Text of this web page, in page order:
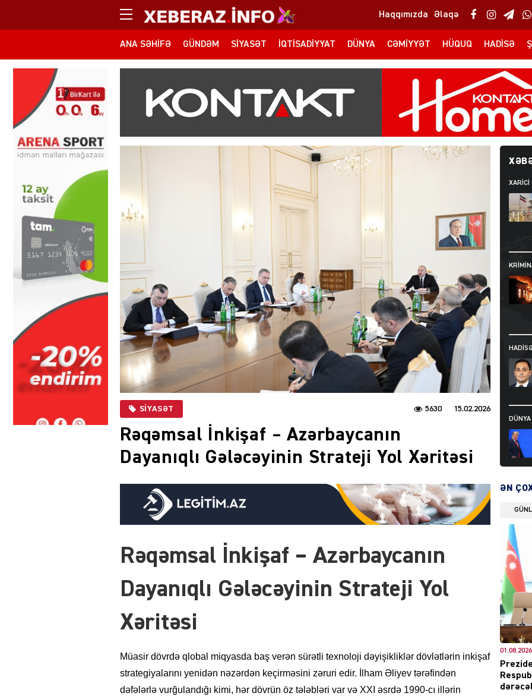
Haqqımızda Əlaqə
ANA SƏHIFƏ GÜNDƏM SIYASƏT İQTISADIYYAT DÜNYA CƏMIYYƏT HÜQUQ HADISƏ
SIYASƏT 15.02.2026
5630
Rəqəmsal İnkişaf – Azərbaycanın
Dayanıqlı Gələcəyinin Strateji Yol Xəritəsi
Rəqəmsal İnkişaf – Azərbaycanın
Dayanıqlı Gələcəyinin Strateji Yol
Xəritəsi
Müasir dövrdə qlobal miqyasda baş verən sürətli texnoloji dəyişikliklər dövlətlərin inkişaf
strategiyalarını yenidən nəzərdən keçirməsini zəruri edir. İlham Əliyev tərəfindən
dəfələrlə vurğulandığı kimi, hər dövrün öz tələbləri var və XXI əsrdə 1990-cı illərin
XARİCİ
HADISƏ
DÜNYA
SOSIAL
ƏN
01.08.2026